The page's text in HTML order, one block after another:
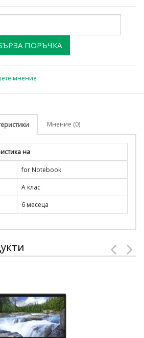
ПОРЪЧКА
мнение
Мнение (0)
на
for Notebook
A клас
6 месеца